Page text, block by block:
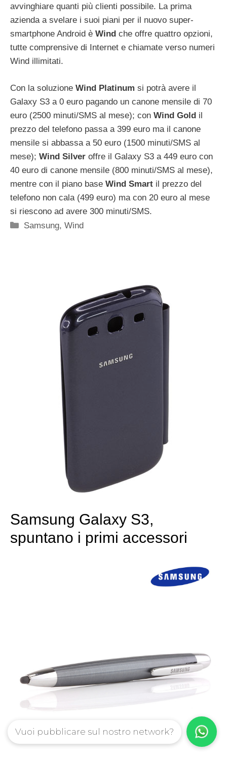
avvinghiare quanti più clienti possibile. La prima
azienda a svelare i suoi piani per il nuovo super-
smartphone Android è Wind che offre quattro opzioni,
tutte comprensive di Internet e chiamate verso numeri
Wind illimitati.
Con la soluzione Wind Platinum si potrà avere il
Galaxy S3 a 0 euro pagando un canone mensile di 70
euro (2500 minuti/SMS al mese); con Wind Gold il
prezzo del telefono passa a 399 euro ma il canone
mensile si abbassa a 50 euro (1500 minuti/SMS al
mese); Wind Silver offre il Galaxy S3 a 449 euro con
40 euro di canone mensile (800 minuti/SMS al mese),
mentre con il piano base Wind Smart il prezzo del
telefono non cala (499 euro) ma con 20 euro al mese
si riescono ad avere 300 minuti/SMS.
Categorie
Samsung,Wind
Samsung Galaxy S3,
spuntano i primi accessori
Vuoi pubblicare sul nostro network?